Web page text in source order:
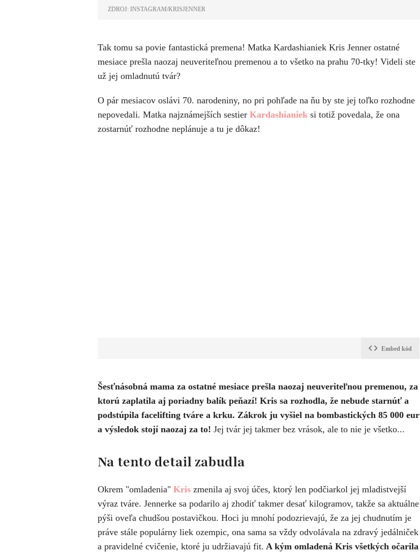
ZDROJ: INSTAGRAM/KRISJENNER
Tak tomu sa povie fantastická premena! Matka Kardashianiek Kris Jenner ostatné
mesiace prešla naozaj neuveriteľnou premenou a to všetko na prahu 70-tky! Videli ste
už jej omladnutú tvár?
O pár mesiacov oslávi 70. narodeniny, no pri pohľade na ňu by ste jej toľko rozhodne
nepovedali. Matka najznámejších sestier Kardashianiek si totiž povedala, že ona
zostarnúť rozhodne neplánuje a tu je dôkaz!
Embed kód
​Šesťnásobná mama za ostatné mesiace prešla naozaj neuveriteľnou premenou, za
ktorú zaplatila aj poriadny balík peňazí! Kris sa rozhodla, že nebude starnúť a
podstúpila facelifting tváre a krku. Zákrok ju vyšiel na bombastických 85 000 eur
a výsledok stojí naozaj za to! Jej tvár jej takmer bez vrások, ale to nie je všetko...
Na tento detail zabudla
Okrem "omladenia" Kris zmenila aj svoj účes, ktorý len podčiarkol jej mladistvejší
výraz tváre. Jennerke sa podarilo aj zhodiť takmer desať kilogramov, takže sa aktuálne
pýši oveľa chudšou postavičkou. Hoci ju mnohí podozrievajú, že za jej chudnutím je
práve stále populárny liek ozempic, ona sama sa vždy odvolávala na zdravý jedálniček
a pravidelné cvičenie, ktoré ju udržiavajú fit. A kým omladená Kris všetkých očarila